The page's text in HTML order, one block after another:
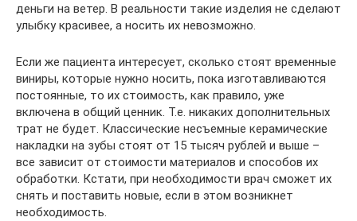
деньги на ветер. В реальности такие изделия не сделают
улыбку красивее, а носить их невозможно.
Если же пациента интересует, сколько стоят временные
виниры, которые нужно носить, пока изготавливаются
постоянные, то их стоимость, как правило, уже
включена в общий ценник. Т.е. никаких дополнительных
трат не будет. Классические несъемные керамические
накладки на зубы стоят от 15 тысяч рублей и выше –
все зависит от стоимости материалов и способов их
обработки. Кстати, при необходимости врач сможет их
снять и поставить новые, если в этом возникнет
необходимость.